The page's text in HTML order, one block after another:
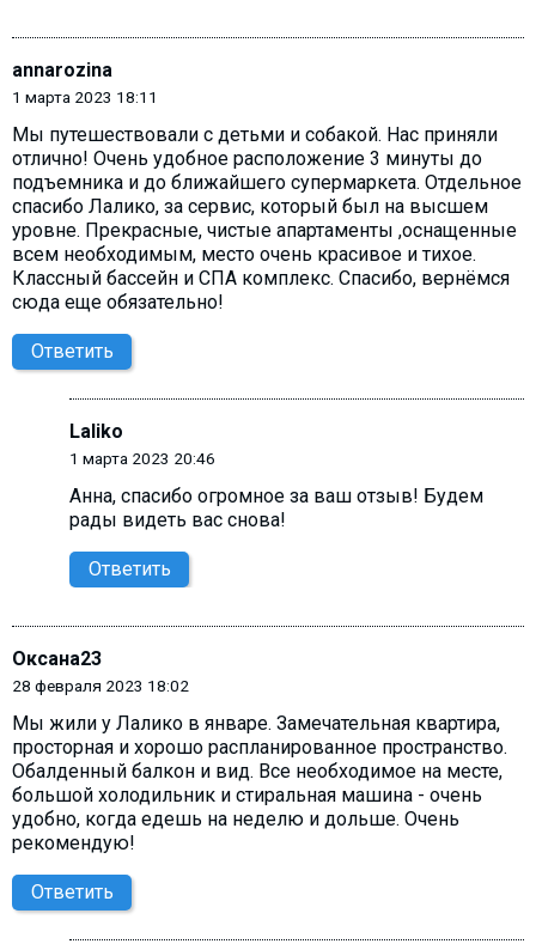
annarozina
1 марта 2023 18:11
Мы путешествовали с детьми и собакой. Нас приняли
отлично! Очень удобное расположение 3 минуты до
подъемника и до ближайшего супермаркета. Отдельное
спасибо Лалико, за сервис, который был на высшем
уровне. Прекрасные, чистые апартаменты ,оснащенные
всем необходимым, место очень красивое и тихое.
Классный бассейн и СПА комплекс. Спасибо, вернёмся
сюда еще обязательно!
Ответить
Laliko
1 марта 2023 20:46
Анна, cпасибо огромное за ваш отзыв! Будем
рады видеть вас снова!
Ответить
Оксана23
28 февраля 2023 18:02
Мы жили у Лалико в январе. Замечательная квартира,
просторная и хорошо распланированное пространство.
Обалденный балкон и вид. Все необходимое на месте,
большой холодильник и стиральная машина - очень
удобно, когда едешь на неделю и дольше. Очень
рекомендую!
Ответить